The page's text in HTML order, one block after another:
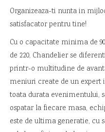
Organizeaza-ti nunta in
satisfacator pentru tine!
Cu o capacitate minima de
de 220, Chandelier se
printr-o multitudine de
meniuri create de un expert
toata durata evenimentului,
ospatar la fiecare masa,
este de ultima generatie, cu